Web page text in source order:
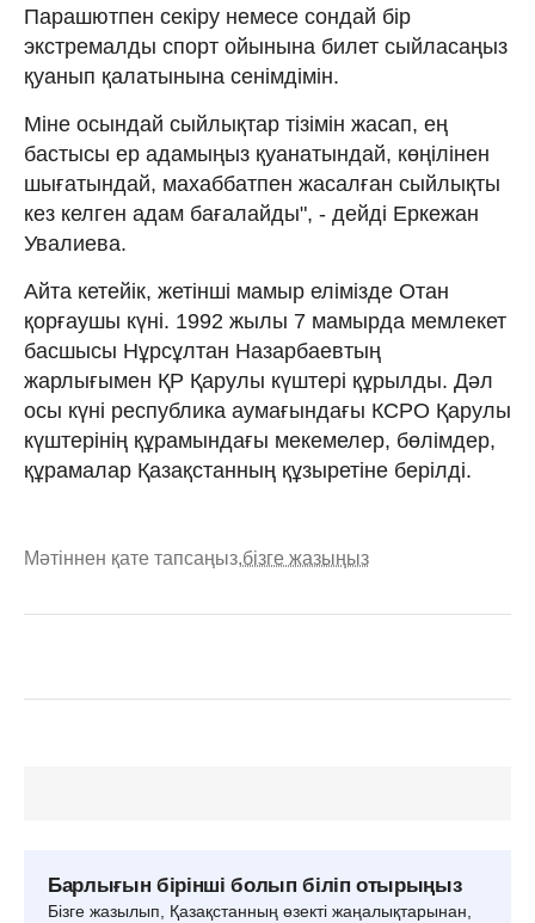
Парашютпен секіру немесе сондай бір
экстремалды спорт ойынына билет сыйласаңыз
қуанып қалатынына сенімдімін.
Міне осындай сыйлықтар тізімін жасап, ең
бастысы ер адамыңыз қуанатындай, көңілінен
шығатындай, махаббатпен жасалған сыйлықты
кез келген адам бағалайды", - дейді Еркежан
Увалиева.
Айта кетейік, жетінші мамыр елімізде Отан
қорғаушы күні. 1992 жылы 7 мамырда мемлекет
басшысы Нұрсұлтан Назарбаевтың
жарлығымен ҚР Қарулы күштері құрылды. Дәл
осы күні республика аумағындағы КСРО Қарулы
күштерінің құрамындағы мекемелер, бөлімдер,
құрамалар Қазақстанның құзыретіне берілді.
Мәтіннен қате тапсаңыз,бізге жазыңыз
Барлығын бірінші болып біліп отырыңыз
Бізге жазылып, Қазақстанның өзекті жаңалықтарынан,